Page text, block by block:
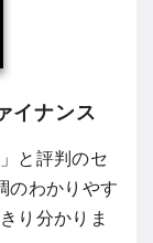
イナンス
と評判のセ
のわかりやす
り分かりま